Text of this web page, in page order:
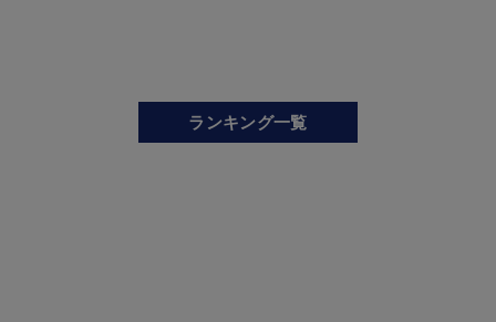
ランキング一覧